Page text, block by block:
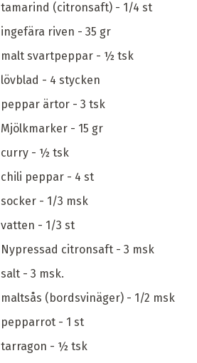
tamarind (citronsaft) - 1/4 st
ingefära riven - 35 gr
malt svartpeppar - ½ tsk
lövblad - 4 stycken
peppar ärtor - 3 tsk
Mjölkmarker - 15 gr
curry - ½ tsk
chili peppar - 4 st
socker - 1/3 msk
vatten - 1/3 st
Nypressad citronsaft - 3 msk
salt - 3 msk.
maltsås (bordsvinäger) - 1/2 msk
pepparrot - 1 st
tarragon - ½ tsk